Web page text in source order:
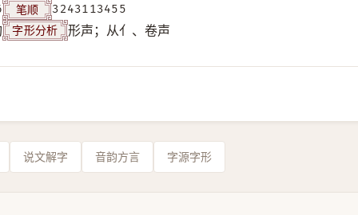
笔顺
3243113455
字形分析 形声；从亻、卷声
说文解字 音韵方言 字源字形